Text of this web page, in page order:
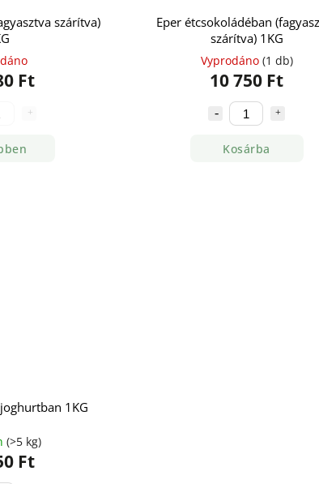
szárítva)
Ft
Eper étcsokoládéban
szárítva) 1KG
Vyprodáno (1 db)
10 750 Ft
Kosárba
1KG
(>5 kg)
Ft